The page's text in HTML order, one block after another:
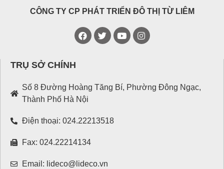
CÔNG TY CP PHÁT TRIỂN ĐÔ THỊ TỪ LIÊM
TRỤ SỞ CHÍNH
Số 8 Đường Hoàng Tăng Bí, Phường Đông Ngạc,
Thành Phố Hà Nội
Điện thoại: 024.22213518
Fax: 024.22214134
Email: lideco@lideco.vn